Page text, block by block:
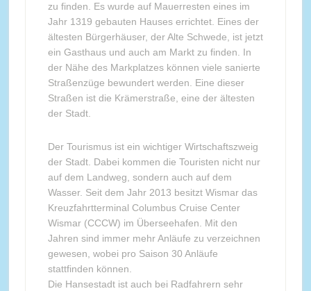
zu finden. Es wurde auf Mauerresten eines im
Jahr 1319 gebauten Hauses errichtet. Eines der
ältesten Bürgerhäuser, der Alte Schwede, ist jetzt
ein Gasthaus und auch am Markt zu finden. In
der Nähe des Markplatzes können viele sanierte
Straßenzüge bewundert werden. Eine dieser
Straßen ist die Krämerstraße, eine der ältesten
der Stadt.
Der Tourismus ist ein wichtiger Wirtschaftszweig
der Stadt. Dabei kommen die Touristen nicht nur
auf dem Landweg, sondern auch auf dem
Wasser. Seit dem Jahr 2013 besitzt Wismar das
Kreuzfahrtterminal Columbus Cruise Center
Wismar (CCCW) im Überseehafen. Mit den
Jahren sind immer mehr Anläufe zu verzeichnen
gewesen, wobei pro Saison 30 Anläufe
stattfinden können.
Die Hansestadt ist auch bei Radfahrern sehr